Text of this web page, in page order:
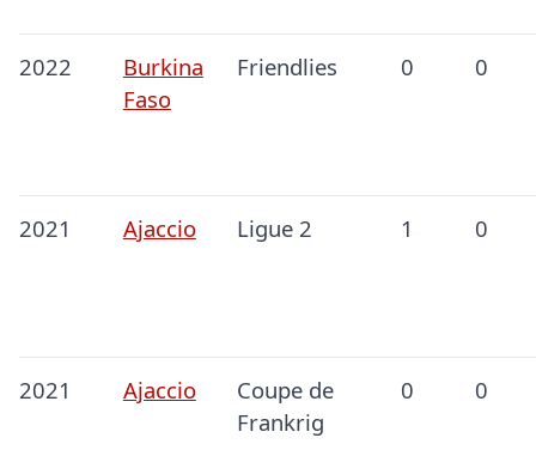
2022
Burkina
Faso
Friendlies 0 0
2021 Ajaccio Ligue 2 1 0
2021 Ajaccio
Coupe de
Frankrig
0 0